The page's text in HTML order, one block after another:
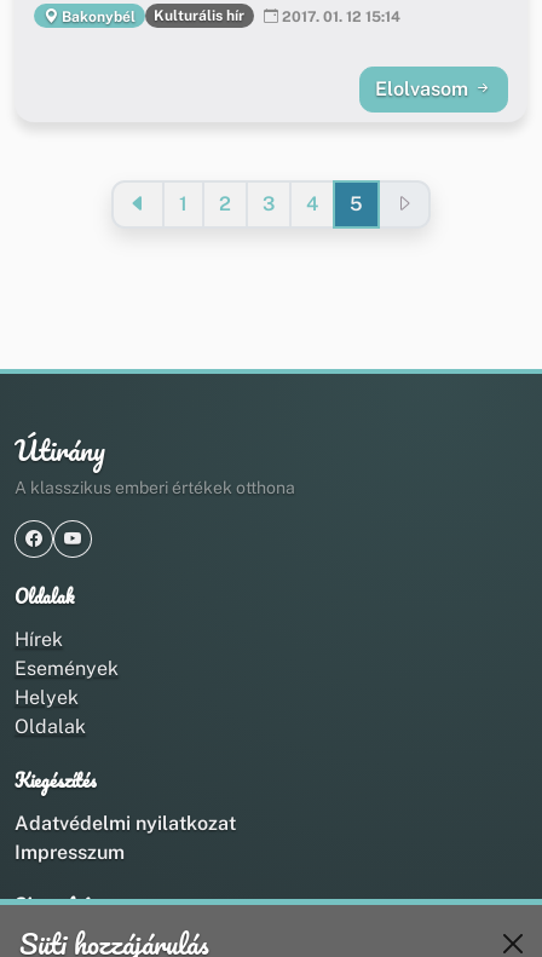
Bakonybél Kulturális hír 2017. 01. 12 15:14
Elolvasom
1 2 3 4 5
Útirány
A klasszikus emberi értékek otthona
Oldalak
Hírek
Események
Helyek
Oldalak
Kiegészítés
Adatvédelmi nyilatkozat
Impresszum
Kapcsolat
+36 20 211 1888
Süti hozzájárulás